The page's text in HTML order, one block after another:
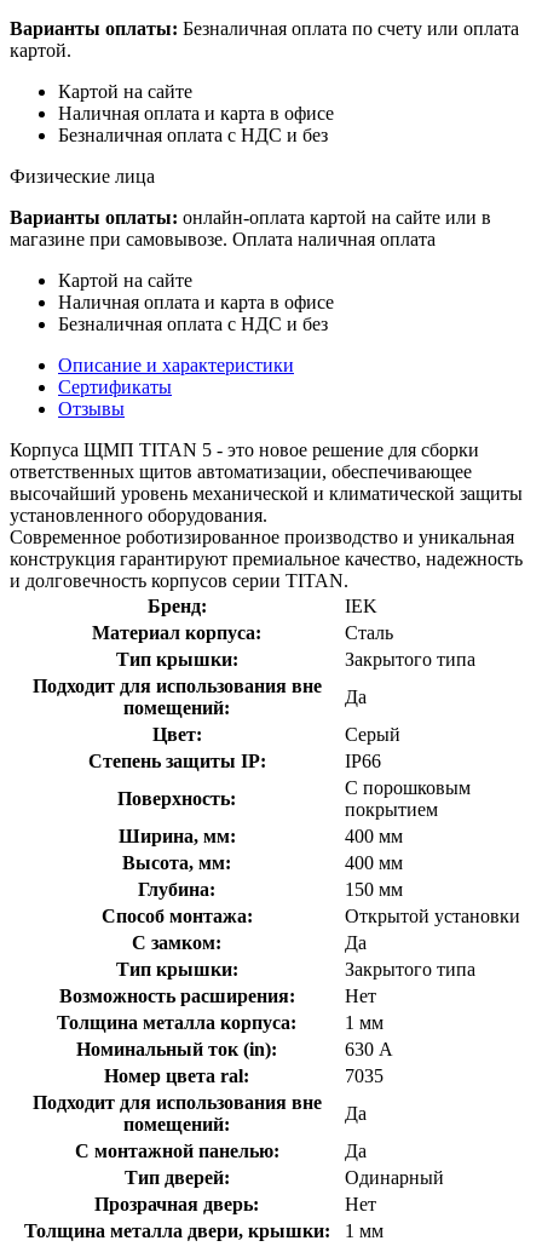
Варианты оплаты: Безналичная оплата по счету или оплата
картой.
Картой на сайте
Наличная оплата и карта в офисе
Безналичная оплата с НДС и без
Физические лица
Варианты оплаты: онлайн-оплата картой на сайте или в
магазине при самовывозе. Оплата наличная оплата
Картой на сайте
Наличная оплата и карта в офисе
Безналичная оплата с НДС и без
Описание и характеристики
Сертификаты
Отзывы
Корпуса ЩМП TITAN 5 - это новое решение для сборки
ответственных щитов автоматизации, обеспечивающее
высочайший уровень механической и климатической защиты
установленного оборудования.
Современное роботизированное производство и уникальная
конструкция гарантируют премиальное качество, надежность
и долговечность корпусов серии TITAN.
Бренд:
IEK
Материал корпуса:
Сталь
Тип крышки:
Закрытого типа
Подходит для использования вне
помещений:
Да
Цвет:
Серый
Степень защиты IP:
IP66
Поверхность:
С порошковым
покрытием
Ширина, мм:
400 мм
Высота, мм:
400 мм
Глубина:
150 мм
Способ монтажа:
Открытой установки
С замком:
Да
Тип крышки:
Закрытого типа
Возможность расширения:
Нет
Толщина металла корпуса:
1 мм
Номинальный ток (in):
630 А
Номер цвета ral:
7035
Подходит для использования вне
помещений:
Да
С монтажной панелью:
Да
Тип дверей:
Одинарный
Прозрачная дверь:
Нет
Толщина металла двери, крышки:
1 мм